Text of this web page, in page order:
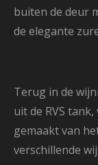
buiten de deur
de elegante
Terug in de
uit de RVS
gemaakt van
verschillende